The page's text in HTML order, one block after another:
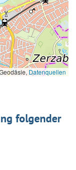
Datenquellen
folgender